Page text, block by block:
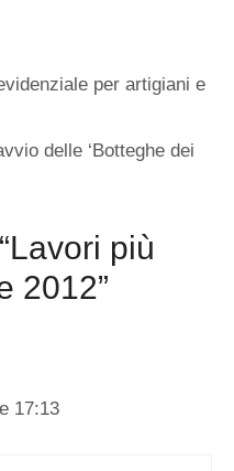
per artigiani e
delle ‘Botteghe dei
più
2012”
17:13